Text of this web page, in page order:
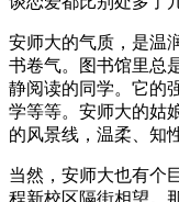
安师大的气质，是温
书卷气。图书馆里总
静阅读的同学。它的
学等等。安师大的姑
的风景线，温柔、知
当然，安师大也有个